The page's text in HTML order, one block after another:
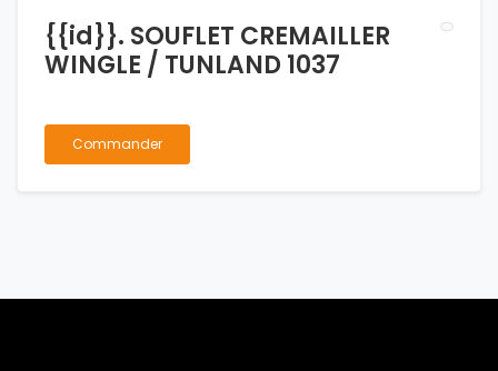
{{id}}. SOUFLET CREMAILLER
WINGLE / TUNLAND 1037
Commander